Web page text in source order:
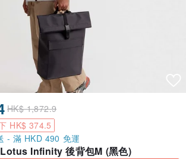
HK$ 1,872.9
HK$ 374.5
- 滿 HKD 490 免運
Infinity 後背包M (黑色)